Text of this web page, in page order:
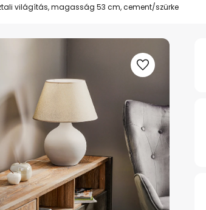
világítás, magasság 53 cm, cement/szürke